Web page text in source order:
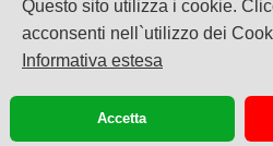
Questo sito utilizza i cookie.
acconsenti nell`utilizzo dei
Informativa estesa
Accetta
Hotel
P.IVA: